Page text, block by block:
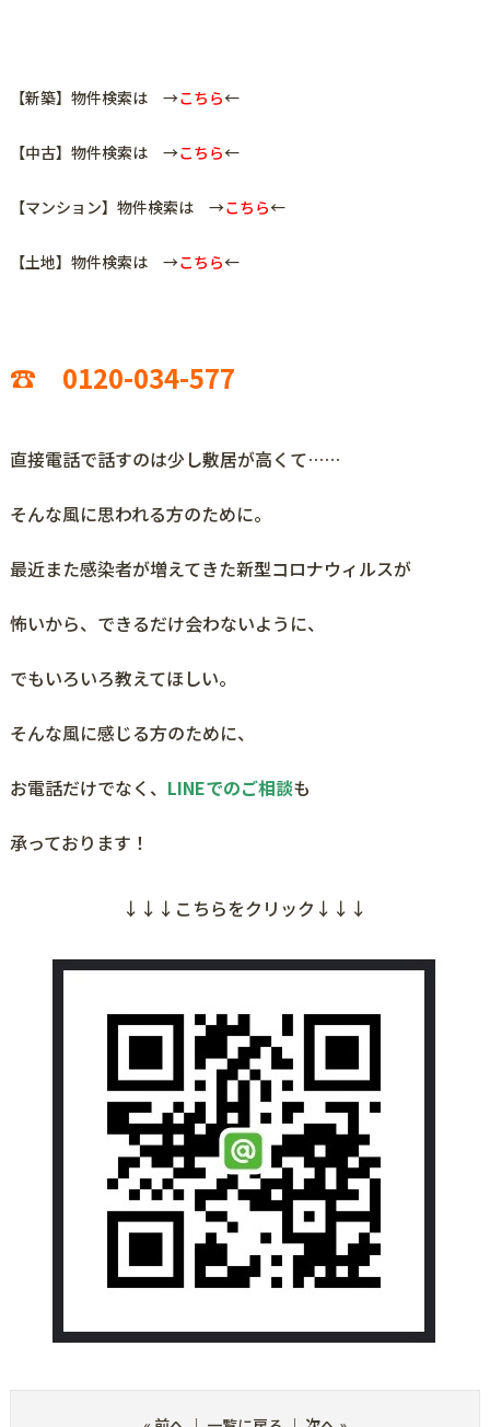
【新築】物件検索は →こちら←
【中古】物件検索は →こちら←
【マンション】物件検索は →こちら←
【土地】物件検索は →こちら←
☎ 0120-034-577
直接電話で話すのは少し敷居が高くて……
そんな風に思われる方のために。
最近また感染者が増えてきた新型コロナウィルスが
怖いから、できるだけ会わないように、
でもいろいろ教えてほしい。
そんな風に感じる方のために、
お電話だけでなく、 LINEでのご相談も
承っております！
↓↓↓こちらをクリック↓↓↓